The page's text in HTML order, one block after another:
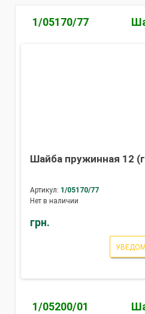
1/05170/77
Шайба пружинная 12
Артикул: 1/05170/77
Нет в наличии
грн.
1/05200/01